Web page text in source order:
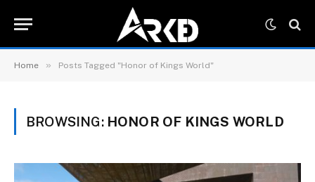
Home » Posts Tagged "Honor of Kings World"
BROWSING: HONOR OF KINGS WORLD